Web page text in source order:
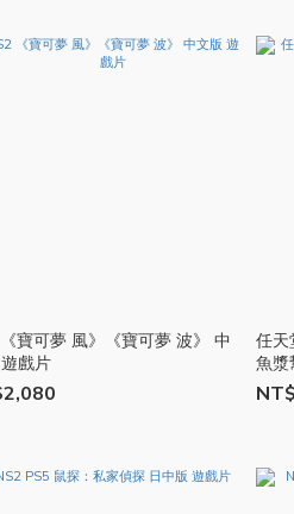
寶可夢 風》《寶可夢 波》 中
戲片
任天
魚漿